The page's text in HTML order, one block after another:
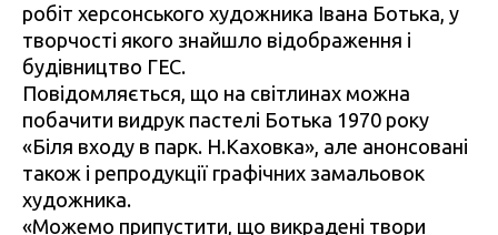
робіт херсонського художника Івана Ботька, у
творчості якого знайшло відображення і
будівництво ГЕС.
Повідомляється, що на світлинах можна
побачити видрук пастелі Ботька 1970 року
«Біля входу в парк. Н.Каховка», але анонсовані
також і репродукції графічних замальовок
художника.
«Можемо припустити, що викрадені твори